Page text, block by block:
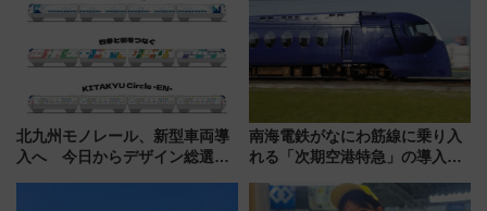
ーも
解説！
北九州モノレール、新型車両導
入へ 今日からデザイン総選挙
南海電鉄がなにわ筋線に乗り入
れる「次期空港特急」の導入を
日本初の鉄道デザイン